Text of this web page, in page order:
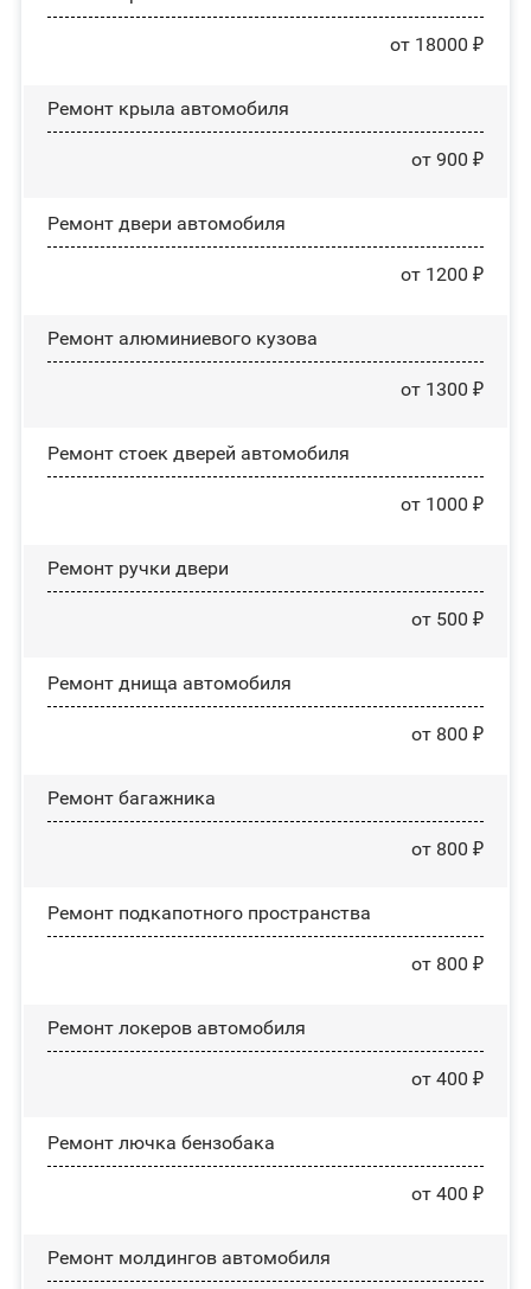
от 18000 ₽
Ремонт крыла автомобиля
от 900 ₽
Ремонт двери автомобиля
от 1200 ₽
Ремонт алюминиевого кузова
от 1300 ₽
Ремонт стоек дверей автомобиля
от 1000 ₽
Ремонт ручки двери
от 500 ₽
Ремонт днища автомобиля
от 800 ₽
Ремонт багажника
от 800 ₽
Ремонт подкапотного пространства
от 800 ₽
Ремонт лoĸepoв автомобиля
от 400 ₽
Ремонт лючка бензобака
от 400 ₽
Ремонт молдингов автомобиля